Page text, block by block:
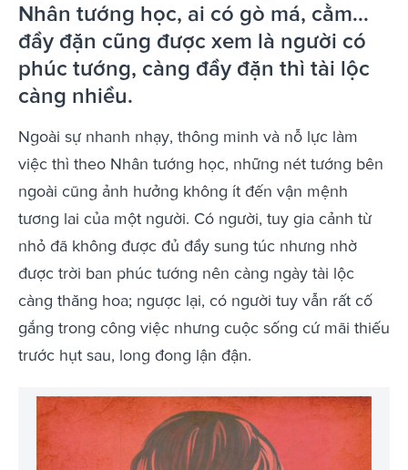
Nhân tướng học, ai có gò má, cằm...
đầy đặn cũng được xem là người có
phúc tướng, càng đầy đặn thì tài lộc
càng nhiều.
Ngoài sự nhanh nhạy, thông minh và nỗ lực làm
việc thì theo Nhân tướng học, những nét tướng bên
ngoài cũng ảnh hưởng không ít đến vận mệnh
tương lai của một người. Có người, tuy gia cảnh từ
nhỏ đã không được đủ đầy sung túc nhưng nhờ
được trời ban phúc tướng nên càng ngày tài lộc
càng thăng hoa; ngược lại, có người tuy vẫn rất cố
gắng trong công việc nhưng cuộc sống cứ mãi thiếu
trước hụt sau, long đong lận đận.